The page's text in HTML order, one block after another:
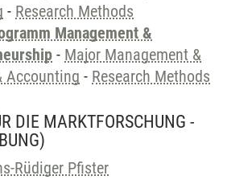
- Research Methods
Management &
- Major Management &
Accounting - Research Methods
DIE MARKTFORSCHUNG -
Rüdiger Pfister